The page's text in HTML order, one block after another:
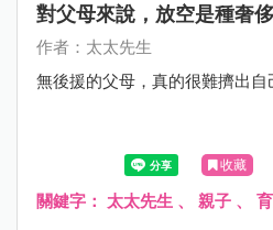
對父母來說，放空是種奢侈
作者：太太先生
無後援的父母，真的很難擠出自
收藏
關鍵字： 太太先生 、 親子 、